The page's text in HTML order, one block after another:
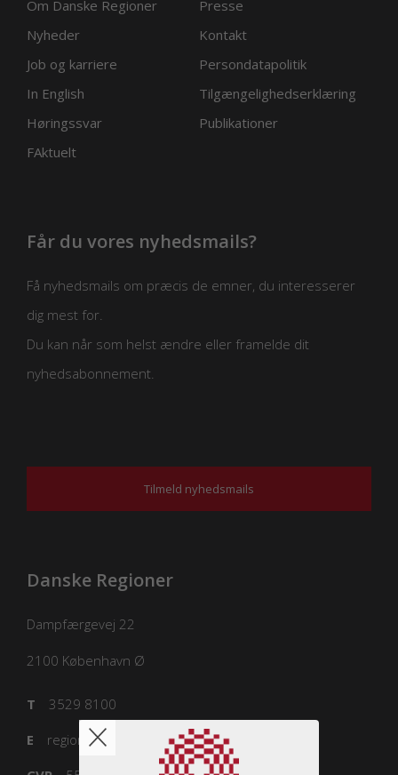
Om Danske Regioner
Presse
Nyheder
Kontakt
Job og karriere
Persondatapolitik
In English
Tilgængelighedserklæring
Høringssvar
Publikationer
FAktuelt
Får du vores nyhedsmails?
Få nyhedsmails om præcis de emner, du interesserer
dig mest for.
Du kan når som helst ændre eller framelde dit
nyhedsabonnement.
Tilmeld nyhedsmails
Danske Regioner
Dampfærgevej 22
2100 København Ø
3529 8100
T
regioner@regioner.dk
E